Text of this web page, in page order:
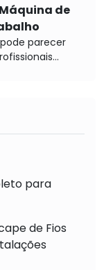
de
parecer
para
de Fios